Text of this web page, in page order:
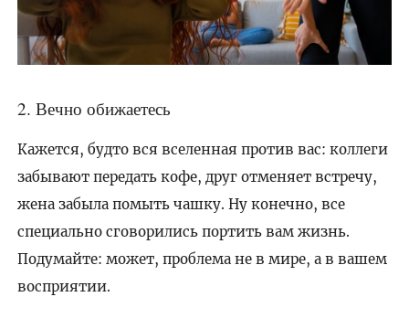
2. Вечно обижаетесь
Кажется, будто вся вселенная против вас: коллеги
забывают передать кофе, друг отменяет встречу,
жена забыла помыть чашку. Ну конечно, все
специально сговорились портить вам жизнь.
Подумайте: может, проблема не в мире, а в вашем
восприятии.